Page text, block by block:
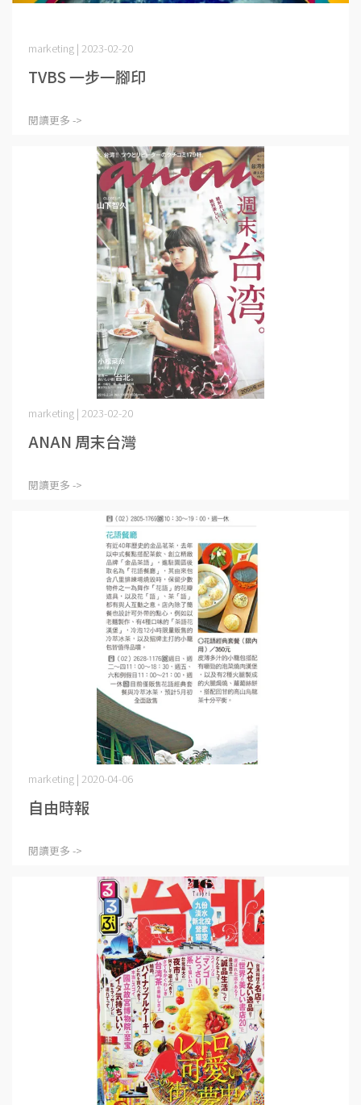
TVBS 一步一腳印
marketing | 2023-02-20
閱讀更多 ->
ANAN 周末台灣
marketing | 2023-02-20
閱讀更多 ->
自由時報
marketing | 2020-04-06
閱讀更多 ->